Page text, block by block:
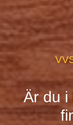
Är du i